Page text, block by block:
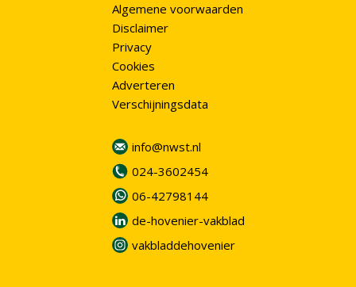
Algemene voorwaarden
Disclaimer
Privacy
Cookies
Adverteren
Verschijningsdata
info@nwst.nl
024-3602454
06-42798144
de-hovenier-vakblad
vakbladdehovenier